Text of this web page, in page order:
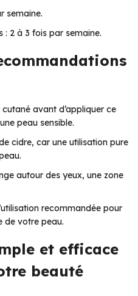
semaine.
: 2 à 3 fois par semaine.
avant d’appliquer ce
peau sensible.
cidre, car une utilisation pure
autour des yeux, une zone
recommandée pour
de votre peau.
et efficace
beauté